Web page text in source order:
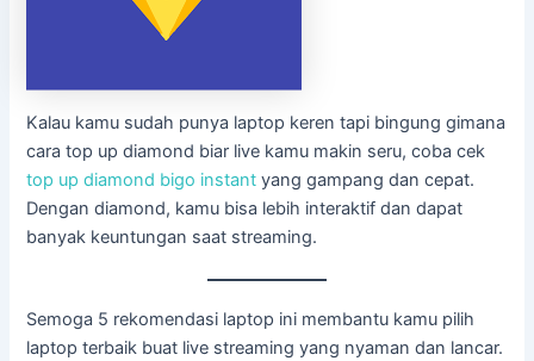
Kalau kamu sudah punya laptop keren tapi bingung gimana
cara top up diamond biar live kamu makin seru, coba cek
top up diamond bigo instant yang gampang dan cepat.
Dengan diamond, kamu bisa lebih interaktif dan dapat
banyak keuntungan saat streaming.
Semoga 5 rekomendasi laptop ini membantu kamu pilih
laptop terbaik buat live streaming yang nyaman dan lancar.